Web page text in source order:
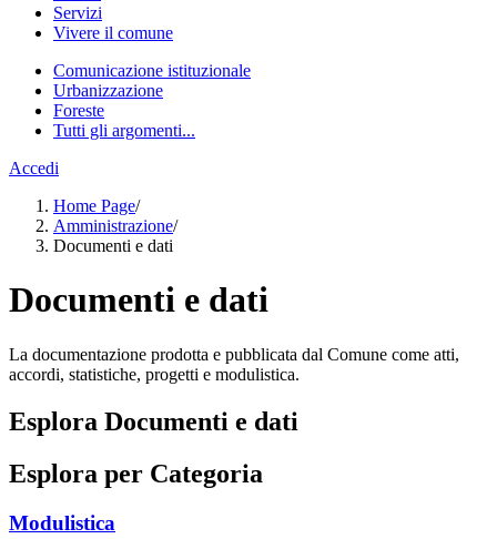
Servizi
Vivere il comune
Comunicazione istituzionale
Urbanizzazione
Foreste
Tutti gli argomenti...
Accedi
Home Page/
Amministrazione/
Documenti e dati
Documenti e dati
La documentazione prodotta e pubblicata dal Comune come atti,
accordi, statistiche, progetti e modulistica.
Esplora Documenti e dati
Esplora per Categoria
Modulistica